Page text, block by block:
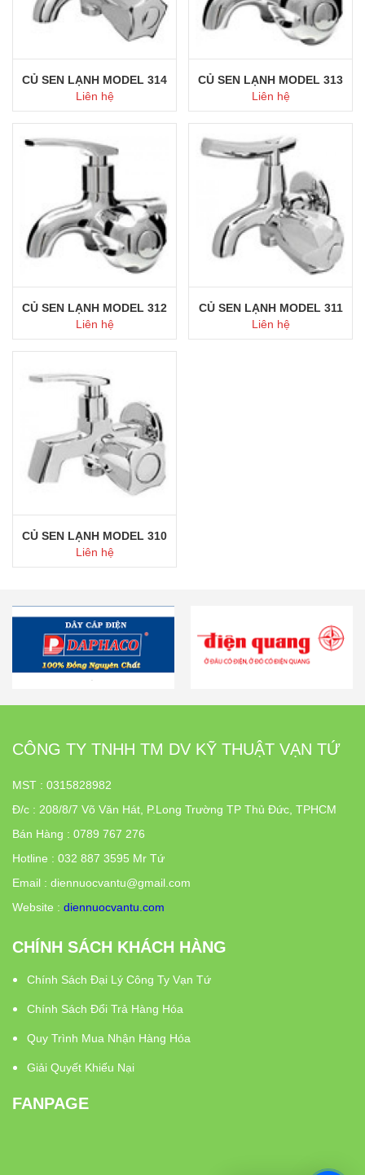
Mua ngay
CỦ SEN LẠNH MODEL 314
Liên hệ
Mua ngay
CỦ SEN LẠNH MODEL 313
Liên hệ
Mua ngay
CỦ SEN LẠNH MODEL 312
Liên hệ
CỦ SEN LẠNH MODEL 311
Liên hệ
CỦ SEN LẠNH MODEL 310
Liên hệ
CÔNG TY TNHH TM DV KỸ THUẬT VẠN TỨ
MST : 0315828982
Đ/c : 208/8/7 Võ Văn Hát, P.Long Trường TP Thủ Đức, TPHCM
Bán Hàng : 0789 767 276
Hotline : 032 887 3595 Mr Tứ
Email : diennuocvantu@gmail.com
Website : diennuocvantu.com
CHÍNH SÁCH KHÁCH HÀNG
Chính Sách Đại Lý Công Ty Vạn Tứ
Chính Sách Đổi Trả Hàng Hóa
Quy Trình Mua Nhận Hàng Hóa
Giải Quyết Khiếu Nại
FANPAGE